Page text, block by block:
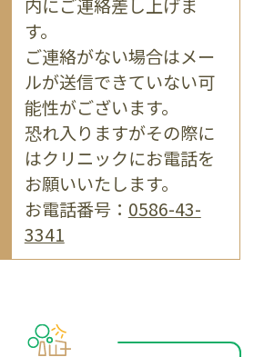
内にご連絡差し上げま
す。
ご連絡がない場合はメー
ルが送信できていない可
能性がございます。
恐れ入りますがその際に
はクリニックにお電話を
お願いいたします。
お電話番号： 0586-43-
3341